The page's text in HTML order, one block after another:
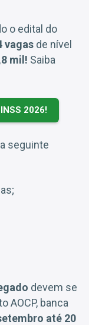
o edital do
vagas de nível
mil! Saiba
2026!
seguinte
devem se
AOCP, banca
até 20